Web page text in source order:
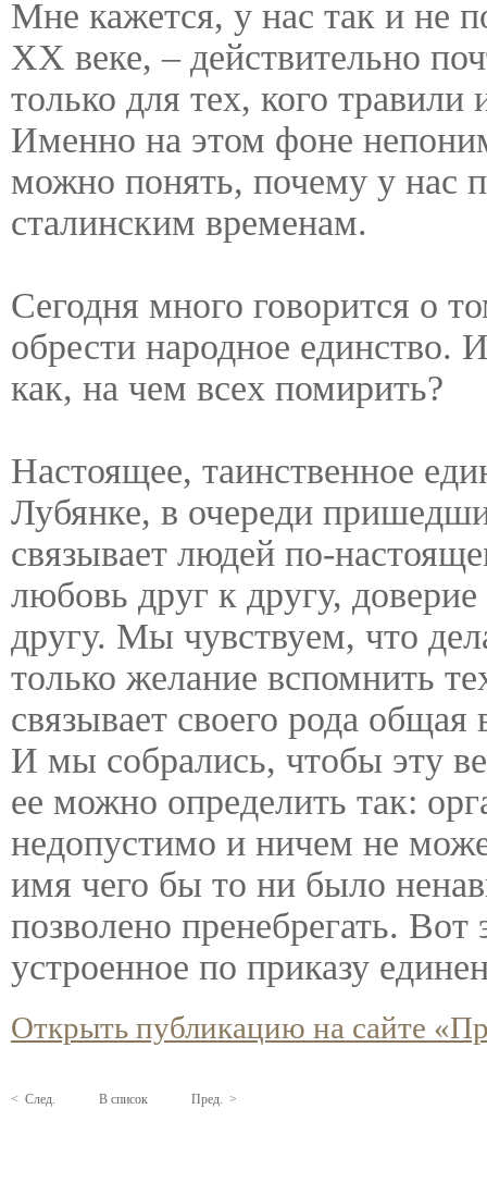
Мне кажется, у нас так и не
ХХ веке, – действительно
только для тех, кого
Именно на этом фоне
можно понять, почему у нас
сталинским временам.
Сегодня много говорится о
обрести народное единство.
как, на чем всех помирить?
Настоящее, таинственное
Лубянке, в очереди
связывает людей по-
любовь друг к другу,
другу. Мы чувствуем, что
только желание вспомнить
связывает своего рода
И мы собрались, чтобы эту
ее можно определить так:
недопустимо и ничем не
имя чего бы то ни было
позволено пренебрегать.
устроенное по приказу
Открыть публикацию на сайте
< След. В список Пред. >